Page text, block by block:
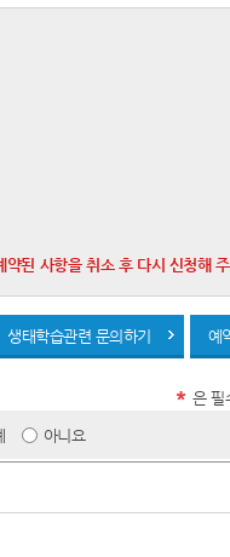
된 사항을 취소 후 다시 신청해 주
예
생태학습관련 문의하기
* 은 필
아니요